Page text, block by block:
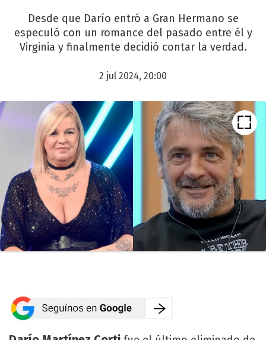
Desde que Darío entró a Gran Hermano se
especuló con un romance del pasado entre él y
Virginia y finalmente decidió contar la verdad.
2 jul 2024, 20:00